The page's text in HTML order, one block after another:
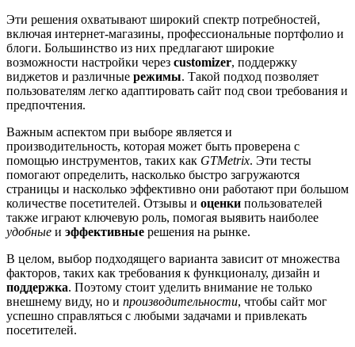
Эти решения охватывают широкий спектр потребностей,
включая интернет-магазины, профессиональные портфолио и
блоги. Большинство из них предлагают широкие
возможности настройки через customizer, поддержку
виджетов и различные режимы. Такой подход позволяет
пользователям легко адаптировать сайт под свои требования и
предпочтения.
Важным аспектом при выборе является и
производительность, которая может быть проверена с
помощью инструментов, таких как GTMetrix. Эти тесты
помогают определить, насколько быстро загружаются
страницы и насколько эффективно они работают при большом
количестве посетителей. Отзывы и оценки пользователей
также играют ключевую роль, помогая выявить наиболее
удобные и эффективные решения на рынке.
В целом, выбор подходящего варианта зависит от множества
факторов, таких как требования к функционалу, дизайн и
поддержка. Поэтому стоит уделить внимание не только
внешнему виду, но и производительности, чтобы сайт мог
успешно справляться с любыми задачами и привлекать
посетителей.